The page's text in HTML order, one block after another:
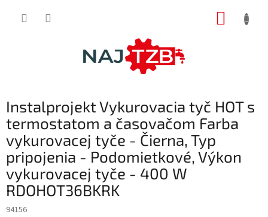
Instalprojekt Vykurovacia tyč HOT s
termostatom a časovačom Farba
vykurovacej tyče - Čierna, Typ
pripojenia - Podomietkové, Výkon
vykurovacej tyče - 400 W
RDOHOT36BKRK
94156